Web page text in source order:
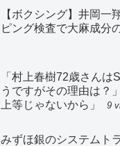
【ボクシング】井岡一
ピング検査で大麻成分
「村上春樹72歳さんは
うですがその理由は？
上等じゃないから」
9
みずほ銀のシステムト